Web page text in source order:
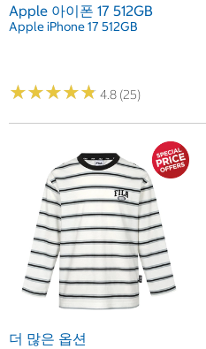
Apple 아이폰 17 512GB
Apple iPhone 17 512GB
★★★★★
★★★★★ 4.8 (25)
더 많은 옵션